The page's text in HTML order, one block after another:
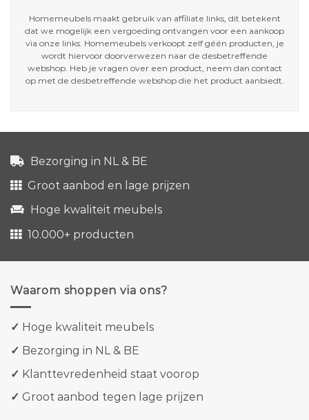
Homemeubels maakt gebruik van affiliate links, dit betekent
dat we mogelijk een vergoeding ontvangen voor een aankoop
via onze links. Homemeubels verkoopt zelf géén producten, je
wordt hiervoor doorverwezen naar de desbetreffende
webshop. Heb je vragen over een product, neem dan contact
op met de desbetreffende webshop die het product aanbiedt.
Bezorging in NL & BE
Groot aanbod en lage prijzen
Hoge kwaliteit meubels
10.000+ producten
Waarom shoppen via ons?
✓ Hoge kwaliteit meubels
✓ Bezorging in NL & BE
✓ Klanttevredenheid staat voorop
✓ Groot aanbod tegen lage prijzen